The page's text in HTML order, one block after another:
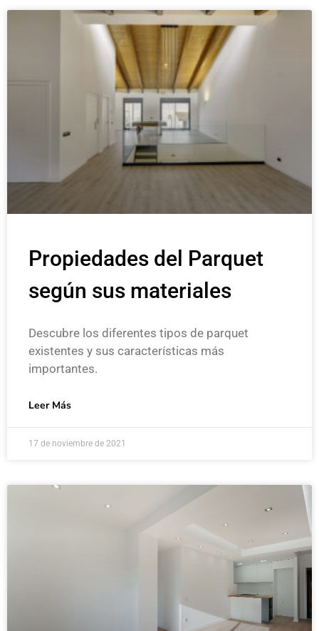
Propiedades del Parquet
según sus materiales
Descubre los diferentes tipos de parquet
existentes y sus características más
importantes.
Leer Más
17 de noviembre de 2021